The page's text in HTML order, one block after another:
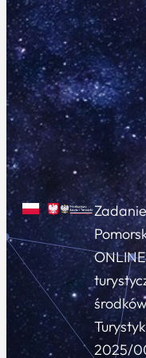
2025/